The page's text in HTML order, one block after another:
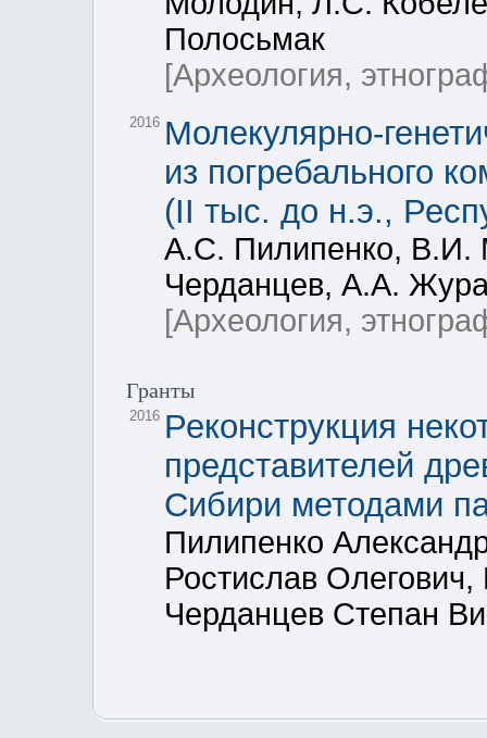
Полосьмак
[Археология,
2016 Молекулярно-
из погребального
(II тыс. до н.э.,
А.С. Пилипенко, В.И.
Черданцев, А.А.
[Археология,
Гранты
2016 Реконструкция
представителей
Сибири методами
Пилипенко
Ростислав
Черданцев Степан